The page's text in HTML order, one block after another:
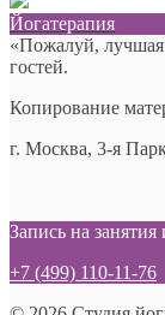
Йогатерапия
«Пожалуй,
гостей.
Копирование
г. Москва, 3-я
Запись на
+7 (499) 110-11-76